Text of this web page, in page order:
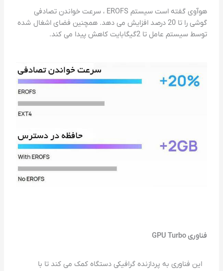
هوآوی گفته است سیستم EROFS ، سرعت خواندن تصادفی
گوشی را تا 20 درصد افزایش می دهد. همچنین فضای اشغال شده
توسط سیستم عامل تا 2گیگابایت کاهش پیدا می کند.
فناوری GPU Turbo
این فناوری به پردازنده گرافیکی دستگاه کمک می کند تا با